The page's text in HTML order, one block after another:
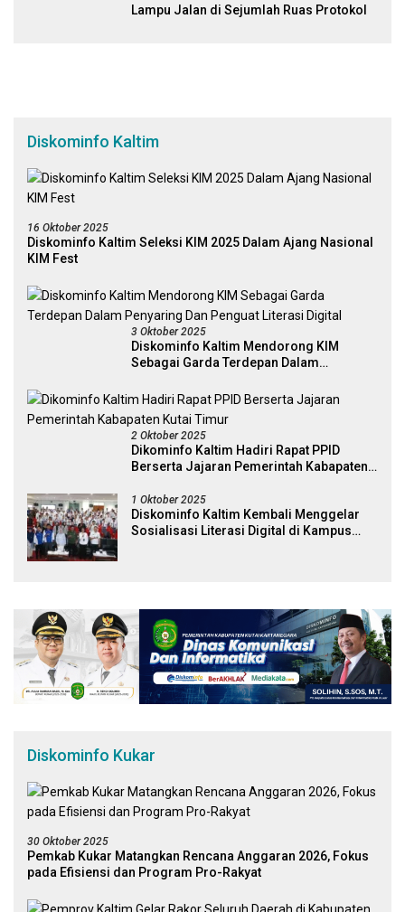
Lampu Jalan di Sejumlah Ruas Protokol
Diskominfo Kaltim
16 Oktober 2025
Diskominfo Kaltim Seleksi KIM 2025 Dalam Ajang Nasional
KIM Fest
3 Oktober 2025
Diskominfo Kaltim Mendorong KIM
Sebagai Garda Terdepan Dalam
2 Oktober 2025
Dikominfo Kaltim Hadiri Rapat PPID
Berserta Jajaran Pemerintah Kabapaten
1 Oktober 2025
Diskominfo Kaltim Kembali Menggelar
Sosialisasi Literasi Digital di Kampus
Diskominfo Kukar
30 Oktober 2025
Pemkab Kukar Matangkan Rencana Anggaran 2026, Fokus
pada Efisiensi dan Program Pro-Rakyat